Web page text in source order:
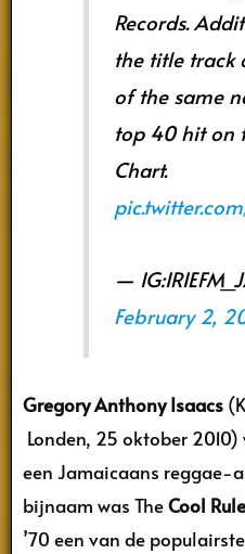
Records.
the title track
of the same
top 40 hit on
Chart.
—
February 2,
Gregory Anthony Isaacs
Londen, 25 oktober 2010)
een Jamaicaans reggae-
bijnaam was TheCool
’70 een van de